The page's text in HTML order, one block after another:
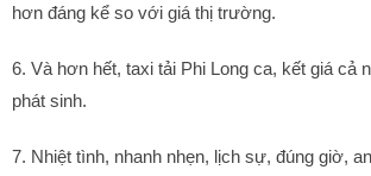
hơn đáng kể so với giá thị trường.
6. Và hơn hết, taxi tải Phi Long ca, kết giá cả
phát sinh.
7. Nhiệt tình, nhanh nhẹn, lịch sự, đúng giờ,